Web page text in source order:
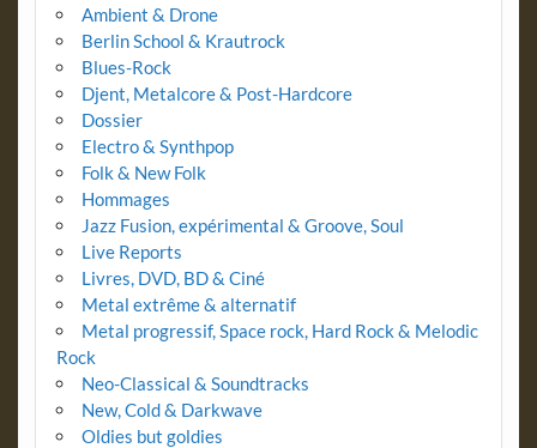
Ambient & Drone
Berlin School & Krautrock
Blues-Rock
Djent, Metalcore & Post-Hardcore
Dossier
Electro & Synthpop
Folk & New Folk
Hommages
Jazz Fusion, expérimental & Groove, Soul
Live Reports
Livres, DVD, BD & Ciné
Metal extrême & alternatif
Metal progressif, Space rock, Hard Rock & Melodic
Rock
Neo-Classical & Soundtracks
New, Cold & Darkwave
Oldies but goldies